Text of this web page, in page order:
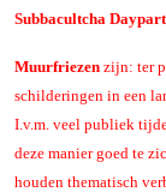
Subbacultcha
Muurfriezen zijn: ter
schilderingen in een
I.v.m. veel publiek
deze manier goed te
houden thematisch